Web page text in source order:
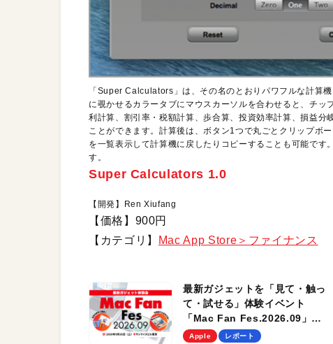
「Super Calculators」は、その名のとおりパワフルな計算
に覗かせるカラータブにマウスカーソルを合わせると、チ
利計算、割引率・税額計算、歩合算、投資効率計算、損益
ことができます。計算後は、ボタン1つで丸ごとクリップボ
を一覧表示して計算機に戻したりコピーすることも可能で
す。
Super Calculators 1.0
【開発】Ren Xiufang
【価格】900円
【カテゴリ】
Mac App Store＞ファイナンス
最新ガジェットを「見て・触っ
て・試せる」体験イベント
「Mac Fan Fes.2026.09」
を、9月26日（土）に開催しま
Apple レポート